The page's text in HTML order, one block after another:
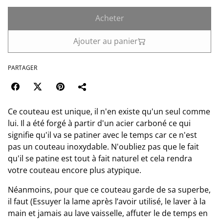
Acheter
Ajouter au panier
PARTAGER
Ce couteau est unique, il n'en existe qu'un seul comme
lui. Il a été forgé à partir d'un acier carboné ce qui
signifie qu'il va se patiner avec le temps car ce n'est
pas un couteau inoxydable. N'oubliez pas que le fait
qu'il se patine est tout à fait naturel et cela rendra
votre couteau encore plus atypique.
Néanmoins, pour que ce couteau garde de sa superbe,
il faut (Essuyer la lame après l’avoir utilisé, le laver à la
main et jamais au lave vaisselle, affuter le de temps en